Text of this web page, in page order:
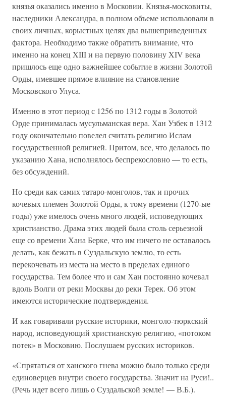
князья оказались именно в Московии. Князья-московиты,
наследники Александра, в полном объеме использовали в
своих личных, корыстных целях два вышеприведенных
фактора. Необходимо также обратить внимание, что
именно на конец XIII и на первую половину XIV века
пришлось еще одно важнейшее событие в жизни Золотой
Орды, имевшее прямое влияние на становление
Московского Улуса.
Именно в этот период с 1256 по 1312 годы в Золотой
Орде принималась мусульманская вера. Хан Узбек в 1312
году окончательно повелел считать религию Ислам
государственной религией. Притом, все, что делалось по
указанию Хана, исполнялось беспрекословно — то есть,
без обсуждений.
Но среди как самих татаро-монголов, так и прочих
кочевых племен Золотой Орды, к тому времени (1270-ые
годы) уже имелось очень много людей, исповедующих
христианство. Драма этих людей была столь серьезной
еще со времени Хана Берке, что им ничего не оставалось
делать, как бежать в Суздальскую землю, то есть
перекочевать из места на место в пределах единого
государства. Тем более что и сам Хан постоянно кочевал
вдоль Волги от реки Москвы до реки Терек. Об этом
имеются исторические подтверждения.
И как говаривали русские историки, монголо-тюркский
народ, исповедующий христианскую религию, «потоком
потек» в Московию. Послушаем русских историков.
«Спрятаться от ханского гнева можно было только среди
единоверцев внутри своего государства. Значит на Руси!..
(Речь идет всего лишь о Суздальской земле! — В.Б.).